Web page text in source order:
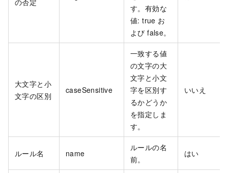
す。有効な
値: true お
よび false。
大文字と小
文字の区別
caseSensitive
一致する値
の文字の大
文字と小文
字を区別す
るかどうか
を指定しま
す。
いいえ
ルール名 name
ルールの名
前。
はい